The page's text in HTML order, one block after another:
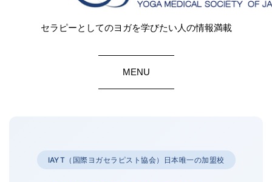
セラピーとしてのヨガを学びたい人の情報満載
MENU
IAYT（国際ヨガセラピスト協会）日本唯一の加盟校